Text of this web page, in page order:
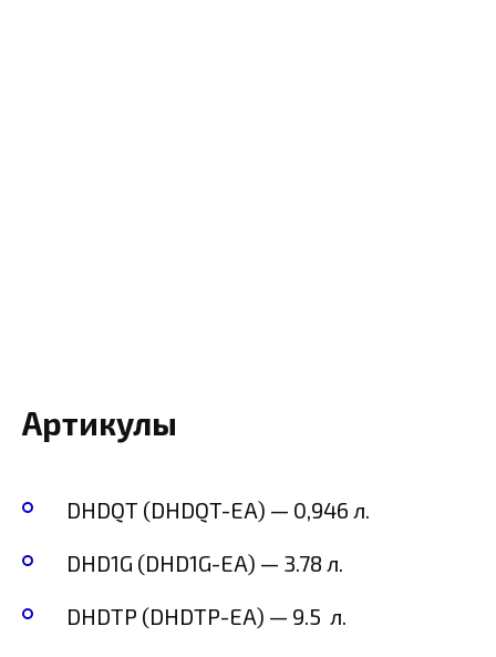
Артикулы
DHDQT (DHDQT-EA) — 0,946 л.
DHD1G (DHD1G-EA) — 3.78 л.
DHDTP (DHDTP-EA) — 9.5 л.